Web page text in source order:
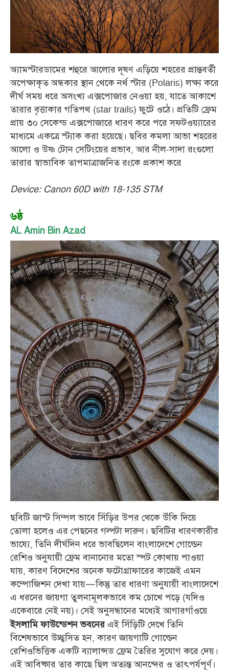
অ্যামস্টারডামের শহুরে আলোর দূষণ এড়িয়ে শহরের প্রান্তবর্তী
অপেক্ষাকৃত অন্ধকার স্থান থেকে নর্থ স্টার (Polaris) লক্ষ্য করে
দীর্ঘ সময় ধরে অসংখ্য এক্সপোজার নেওয়া হয়, যাতে আকাশে
তারার বৃত্তাকার গতিপথ (star trails) ফুটে ওঠে। প্রতিটি ফ্রেম
প্রায় ৩০ সেকেন্ড এক্সপোজারে ধারণ করে পরে সফটওয়্যারের
মাধ্যমে একত্রে স্ট্যাক করা হয়েছে। ছবির কমলা আভা শহরের
আলো ও উষ্ণ টোন সেটিংয়ের প্রভাব, আর নীল-সাদা রংগুলো
তারার স্বাভাবিক তাপমাত্রাজনিত রংকে প্রকাশ করে
Device: Canon 60D with 18-135 STM
৬ষ্ঠ
AL Amin Bin Azad
ছবিটি জাস্ট সিম্পল ভাবে সিঁড়ির উপর থেকে উঁকি দিয়ে
তোলা হলেও এর পেছনের গল্পটা দারুণ। ছবিটির ধারণকারীর
ভাষ্যে, তিনি দীর্ঘদিন ধরে ভাবছিলেন বাংলাদেশে গোল্ডেন
রেশিও অনুযায়ী ফ্রেম বানানোর মতো স্পট কোথায় পাওয়া
যায়, কারণ বিদেশের অনেক ফটোগ্রাফারের কাজেই এমন
কম্পোজিশন দেখা যায়—কিন্তু তার ধারণা অনুযায়ী বাংলাদেশে
এ ধরনের জায়গা তুলনামূলকভাবে কম চোখে পড়ে (যদিও
একেবারে নেই নয়)। সেই অনুসন্ধানের মধ্যেই আগারগাঁওয়ে
ইসলামি ফাউন্ডেশন ভবনেরএই সিঁড়িটি দেখে তিনি
বিশেষভাবে উচ্ছ্বসিত হন, কারণ জায়গাটি গোল্ডেন
রেশিওভিত্তিক একটি ব্যালান্সড ফ্রেম তৈরির সুযোগ করে দেয়।
এই আবিষ্কার তার কাছে ছিল অত্যন্ত আনন্দের ও তাৎপর্যপূর্ণ।